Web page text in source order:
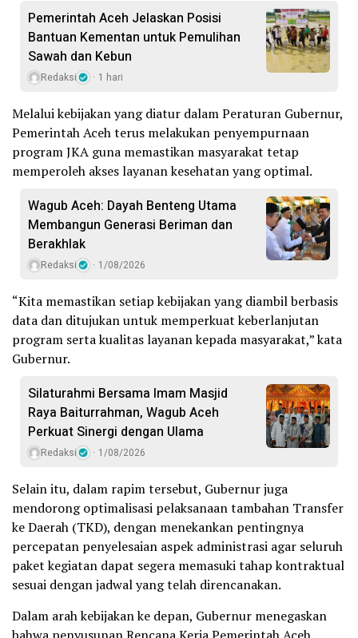
Pemerintah Aceh Jelaskan Posisi
Bantuan Kementan untuk Pemulihan
Sawah dan Kebun
Redaksi 1 hari
Melalui kebijakan yang diatur dalam Peraturan Gubernur,
Pemerintah Aceh terus melakukan penyempurnaan
program JKA guna memastikan masyarakat tetap
memperoleh akses layanan kesehatan yang optimal.
Wagub Aceh: Dayah Benteng Utama
Membangun Generasi Beriman dan
Berakhlak
Redaksi 1/08/2026
“Kita memastikan setiap kebijakan yang diambil berbasis
data dan ditujukan untuk memperkuat keberlanjutan
program serta kualitas layanan kepada masyarakat,” kata
Gubernur.
Silaturahmi Bersama Imam Masjid
Raya Baiturrahman, Wagub Aceh
Perkuat Sinergi dengan Ulama
Redaksi 1/08/2026
Selain itu, dalam rapim tersebut, Gubernur juga
mendorong optimalisasi pelaksanaan tambahan Transfer
ke Daerah (TKD), dengan menekankan pentingnya
percepatan penyelesaian aspek administrasi agar seluruh
paket kegiatan dapat segera memasuki tahap kontraktual
sesuai dengan jadwal yang telah direncanakan.
Dalam arah kebijakan ke depan, Gubernur menegaskan